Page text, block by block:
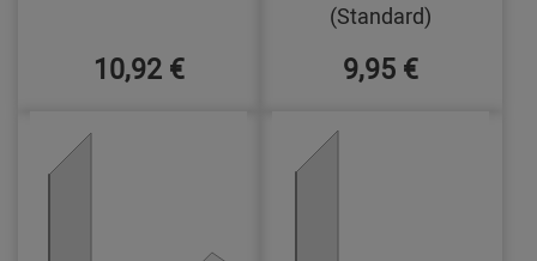
10,92 €
(Standard)
9,95 €